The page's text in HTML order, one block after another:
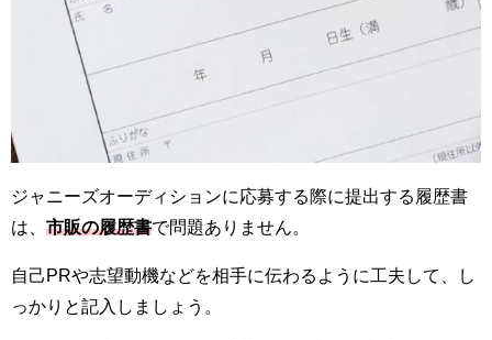
ジャニーズオーディションに応募する際に提出する履歴書
は、 市販の履歴書で問題ありません。
自己PRや志望動機などを相手に伝わるように工夫して、し
っかりと記入しましょう。